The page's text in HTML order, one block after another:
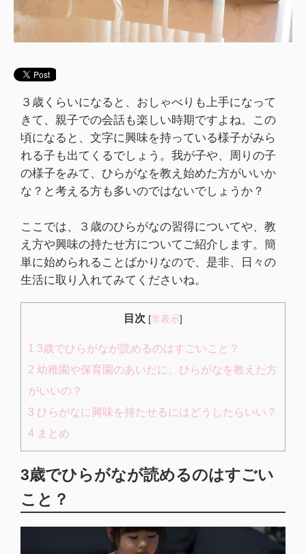
３歳くらいになると、おしゃべりも上手になって
きて、親子での会話も楽しい時期ですよね。この
頃になると、文字に興味を持っている様子がみら
れる子も出てくるでしょう。我が子や、周りの子
の様子をみて、ひらがなを教え始めた方がいいか
な？と考える方も多いのではないでしょうか？
ここでは、３歳のひらがなの習得についてや、教
え方や興味の持たせ方についてご紹介します。簡
単に始められることばかりなので、是非、日々の
生活に取り入れてみてくださいね。
目次 [非表示]
1 3歳でひらがなが読めるのはすごいこと？
2 幼稚園や保育園のあいだに、ひらがなを教えた方
がいいの？
3 ひらがなに興味を持たせるにはどうしたらいい？
4 まとめ
3歳でひらがなが読めるのはすごい
こと？